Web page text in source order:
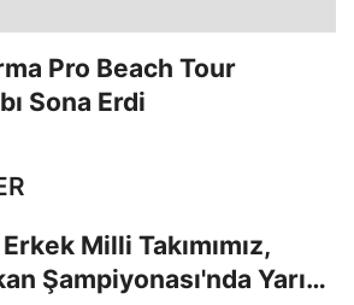
Pro Beach Tour
Sona Erdi
Milli Takımımız,
Şampiyonası'nda Yarı